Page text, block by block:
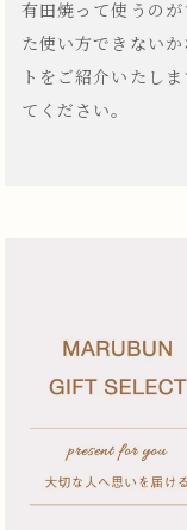
有田焼って使うの
た使い方できない
トをご紹介いたし
てください。